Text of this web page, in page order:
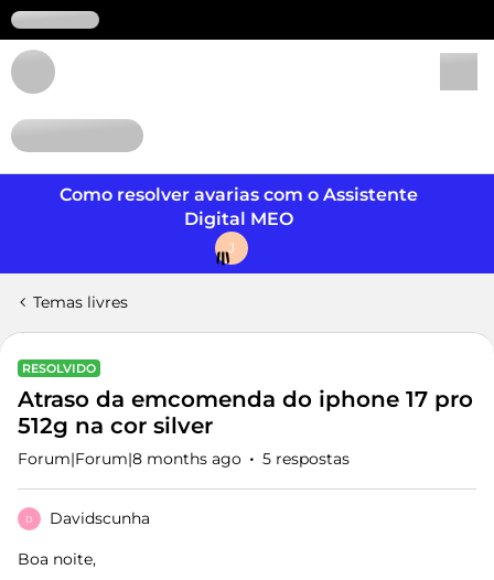
Como resolver avarias com o Assistente
Digital MEO
J
Temas livres
RESOLVIDO
Atraso da emcomenda do iphone 17 pro
512g na cor silver
Forum|Forum|8 months ago 5 respostas
D Davidscunha
Boa noite,